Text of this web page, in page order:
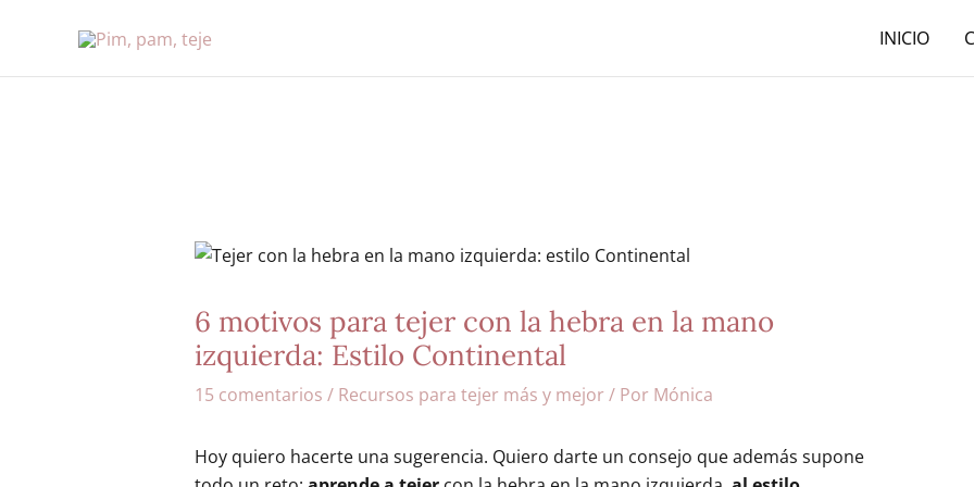
INICIO
6 motivos para tejer con la hebra en la mano
izquierda: Estilo Continental
15 comentarios / Recursos para tejer más y mejor / Por Mónica
Hoy quiero hacerte una sugerencia. Quiero darte un consejo que además supone